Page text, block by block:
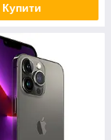
Купити